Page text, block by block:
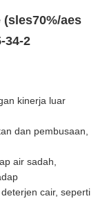
aes
34-2
kinerja luar
dan pembusaan,
air sadah,
cair, seperti